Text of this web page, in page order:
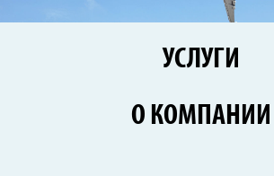
УСЛУГИ
Железнодорожные перевозки
О КОМПАНИИ